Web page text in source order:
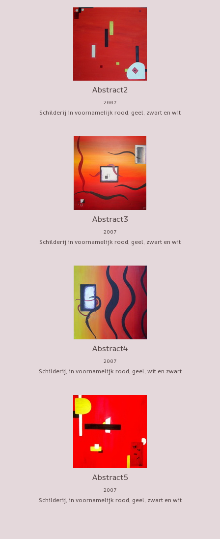
Abstract2
2007
Schilderij in voornamelijk rood, geel, zwart en wit
Abstract3
2007
Schilderij in voornamelijk rood, geel, zwart en wit
Abstract4
2007
Schilderij, in voornamelijk rood, geel, wit en zwart
Abstract5
2007
Schilderij, in voornamelijk rood, geel, zwart en wit